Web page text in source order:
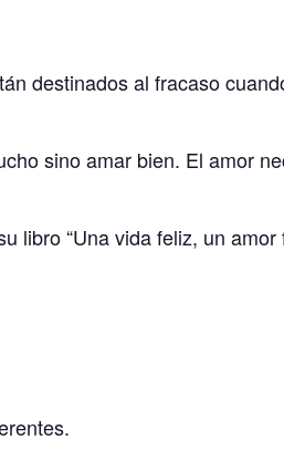
destinados al fracaso
sino amar bien. El amor
libro “Una vida feliz, un amor